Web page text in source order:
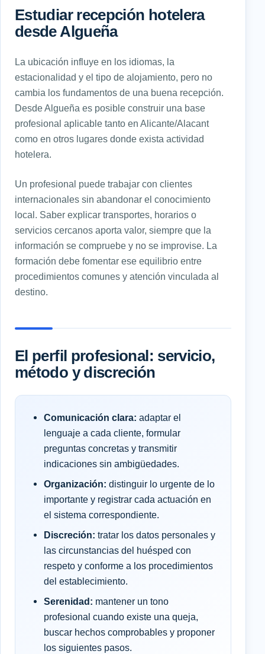
Estudiar recepción hotelera
desde Algueña
La ubicación influye en los idiomas, la
estacionalidad y el tipo de alojamiento, pero no
cambia los fundamentos de una buena recepción.
Desde Algueña es posible construir una base
profesional aplicable tanto en Alicante/Alacant
como en otros lugares donde exista actividad
hotelera.
Un profesional puede trabajar con clientes
internacionales sin abandonar el conocimiento
local. Saber explicar transportes, horarios o
servicios cercanos aporta valor, siempre que la
información se compruebe y no se improvise. La
formación debe fomentar ese equilibrio entre
procedimientos comunes y atención vinculada al
destino.
El perfil profesional: servicio,
método y discreción
Comunicación clara: adaptar el
lenguaje a cada cliente, formular
preguntas concretas y transmitir
indicaciones sin ambigüedades.
Organización: distinguir lo urgente de lo
importante y registrar cada actuación en
el sistema correspondiente.
Discreción: tratar los datos personales y
las circunstancias del huésped con
respeto y conforme a los procedimientos
del establecimiento.
Serenidad: mantener un tono
profesional cuando existe una queja,
buscar hechos comprobables y proponer
los siguientes pasos.